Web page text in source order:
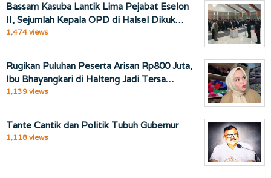
Bassam Kasuba Lantik Lima Pejabat Eselon
II, Sejumlah Kepala OPD di Halsel Dikuk…
1,474 views
Rugikan Puluhan Peserta Arisan Rp800 Juta,
Ibu Bhayangkari di Halteng Jadi Tersa…
1,139 views
Tante Cantik dan Politik Tubuh Gubernur
1,118 views